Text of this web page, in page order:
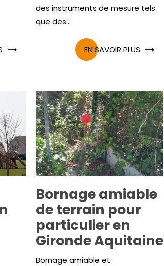
des instruments de mesure tels
que des...
EN SAVOIR PLUS
Bornage amiable
de terrain pour
particulier en
Gironde Aquitaine
Bornage amiable et